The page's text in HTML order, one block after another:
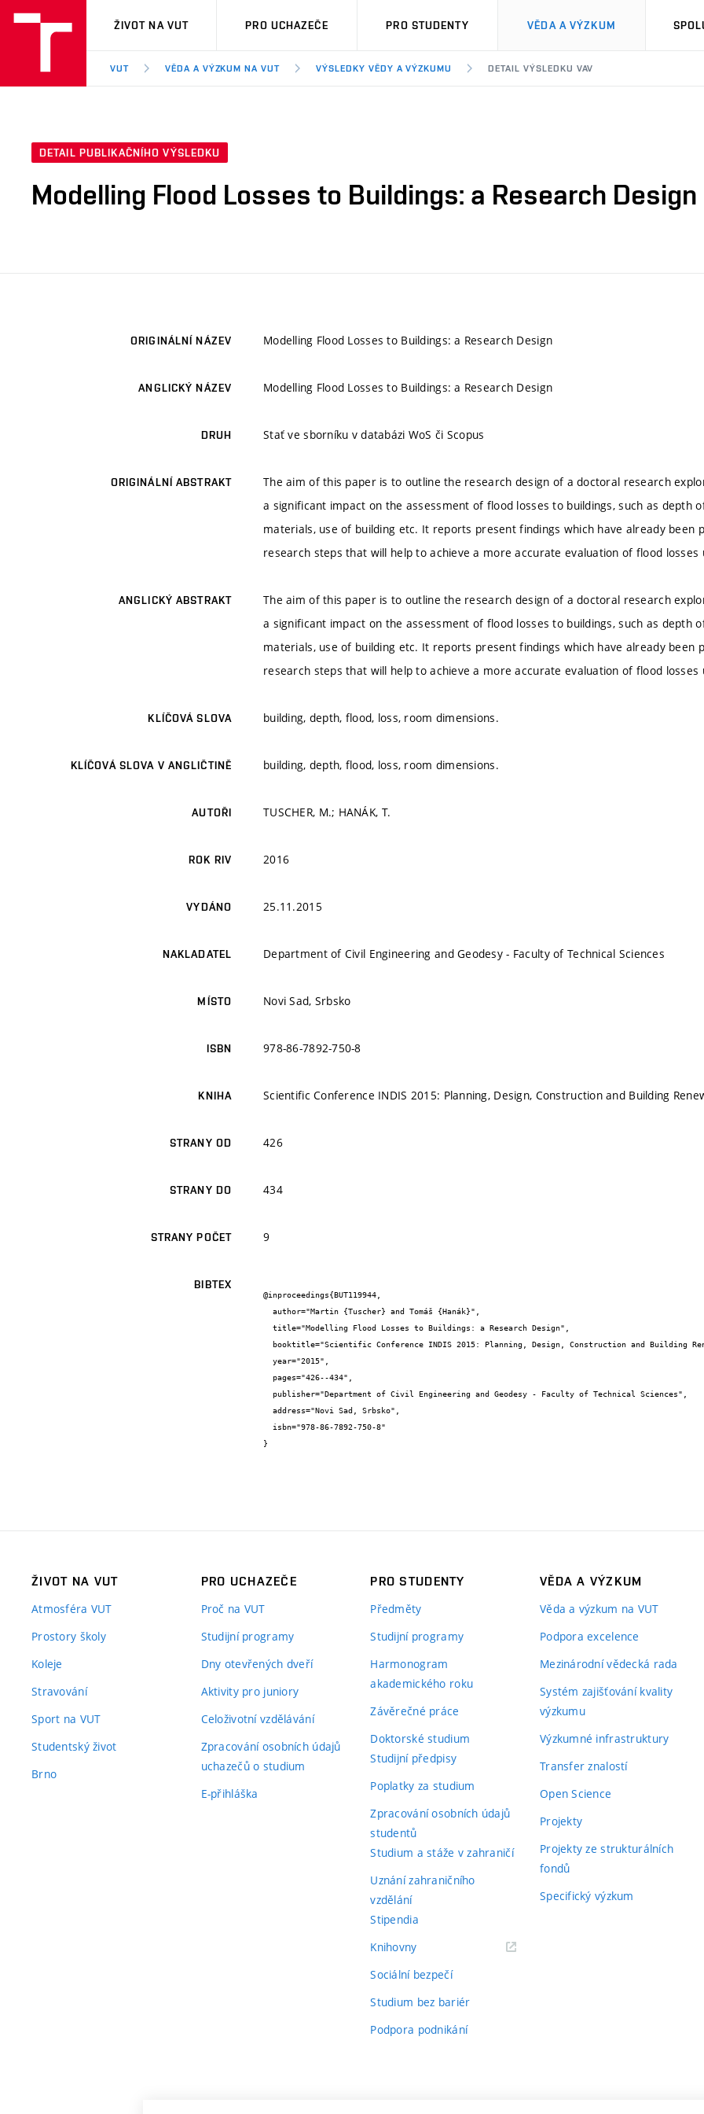
VUT
ŽIVOT NA VUT PRO UCHAZEČE PRO STUDENTY VĚDA A VÝZKUM
VUT VĚDA A VÝZKUM NA VUT VÝSLEDKY VĚDY A VÝZKUMU DETAIL VÝSLEDKU VAV
DETAIL PUBLIKAČNÍHO VÝSLEDKU
Modelling Flood Losses to Buildings: a Research Design
ORIGINÁLNÍ NÁZEV Modelling Flood Losses to Buildings: a Research Design
ANGLICKÝ NÁZEV Modelling Flood Losses to Buildings: a Research Design
DRUH Stať ve sborníku v databázi WoS či Scopus
ORIGINÁLNÍ ABSTRAKT
The aim of this paper is to outline the research design of a doctoral research
a significant impact on the assessment of flood losses to buildings, such as depth
materials, use of building etc. It reports present findings which have already been
research steps that will help to achieve a more accurate evaluation of flood
ANGLICKÝ ABSTRAKT
The aim of this paper is to outline the research design of a doctoral research
a significant impact on the assessment of flood losses to buildings, such as depth
materials, use of building etc. It reports present findings which have already been
research steps that will help to achieve a more accurate evaluation of flood
KLÍČOVÁ SLOVA building, depth, flood, loss, room dimensions.
KLÍČOVÁ SLOVA V ANGLIČTINĚ building, depth, flood, loss, room dimensions.
AUTOŘI TUSCHER, M.; HANÁK, T.
ROK RIV 2016
VYDÁNO 25.11.2015
NAKLADATEL Department of Civil Engineering and Geodesy - Faculty of Technical Sciences
MÍSTO Novi Sad, Srbsko
ISBN 978-86-7892-750-8
KNIHA Scientific Conference INDIS 2015: Planning, Design, Construction and Building
STRANY OD 426
STRANY DO 434
STRANY POČET 9
BIBTEX
@inproceedings{BUT119944,
}
ŽIVOT NA VUT
Atmosféra VUT
Prostory školy
Koleje
Stravování
Sport na VUT
Studentský život
Brno
PRO UCHAZEČE
Proč na VUT
Studijní programy
Dny otevřených dveří
Aktivity pro juniory
Celoživotní vzdělávání
Zpracování osobních údajů
uchazečů o studium
E-přihláška
PRO STUDENTY
Předměty
Studijní programy
Harmonogram
akademického roku
Závěrečné práce
Doktorské studium
Studijní předpisy
Poplatky za studium
Zpracování osobních údajů
studentů
Studium a stáže v zahraničí
Uznání zahraničního
vzdělání
Stipendia
Knihovny(externí
Sociální bezpečí
Studium bez bariér
Podpora podnikání
VĚDA A VÝZKUM
Věda a výzkum na VUT
Podpora excelence
Mezinárodní vědecká rada
Systém zajišťování kvality
výzkumu
Výzkumné infrastruktury
Transfer znalostí
Open Science
Projekty
Projekty ze strukturálních
fondů
Specifický výzkum